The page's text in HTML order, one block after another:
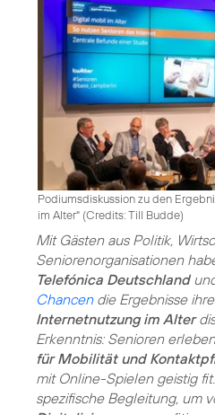
Podiumsdiskussion zu den
im Alter" (Credits: Till Budde)
Mit Gästen aus Politik,
Seniorenorganisationen
Telefónica Deutschland
Chancendie Ergebnisse
Internetnutzung im Alter
Erkenntnis: Senioren
für Mobilität und
mit Online-Spielen geistig
spezifische Begleitung, um